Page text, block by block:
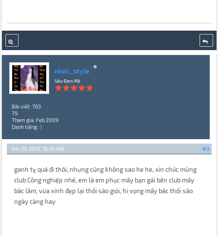
nhoc_style
Siêu Đam Mê
Bài viết: 763
79
Tham gia: Feb 2009
Danh tiếng: 5
#3
04-23-2012, 10:41 AM
ganh tỵ quá đi thôi, nhưng cũng không sao he he, xin chúc mừng
club Công nghiệp nhé, em là em phục mấy bạn gái bên club mấy
bác lắm, vừa xinh đẹp lại thổi sáo giỏi, hi vọng mấy bác thổi sáo
ngày càng hay